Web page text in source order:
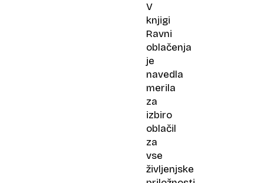
V
knjigi
Ravni
oblačenja
je
navedla
merila
za
izbiro
oblačil
za
vse
življenjske